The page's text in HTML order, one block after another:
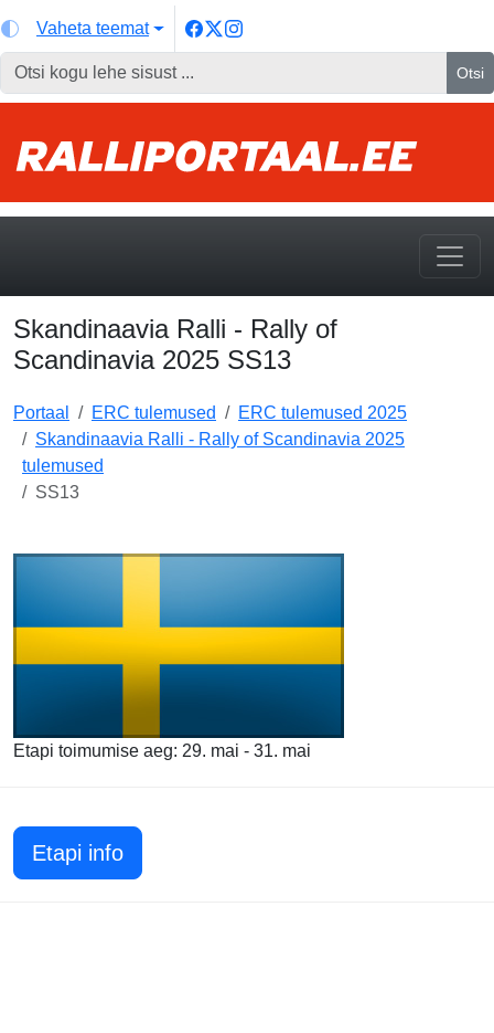
Vaheta teemat
Otsi
Skandinaavia Ralli - Rally of
Scandinavia 2025 SS13
Portaal ERC tulemused
ERC tulemused 2025
Skandinaavia Ralli - Rally of Scandinavia 2025
tulemused
SS13
Etapi toimumise aeg: 29. mai - 31. mai
Etapi info